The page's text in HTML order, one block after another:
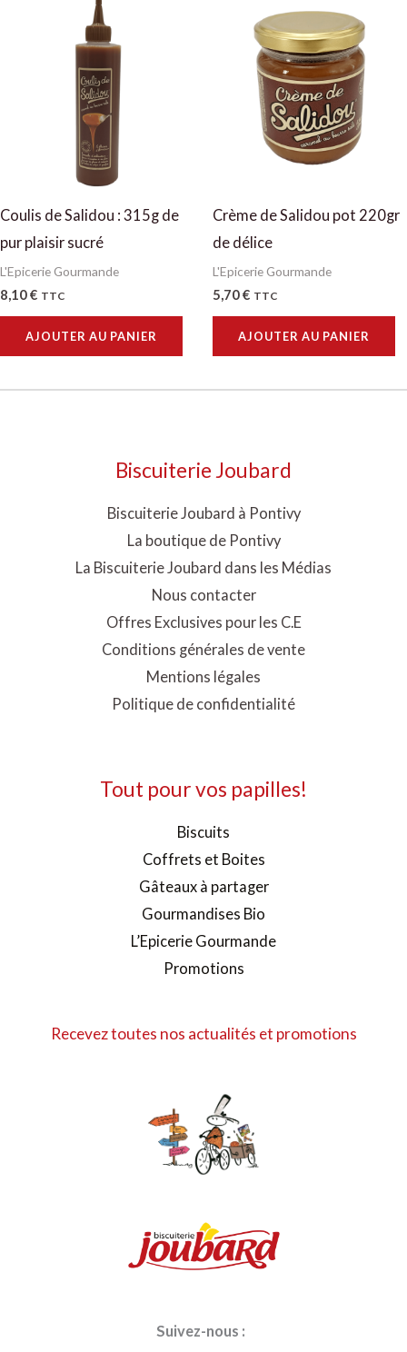
Coulis de Salidou : 315g de
pur plaisir sucré
L'Epicerie Gourmande
8,10€ TTC
AJOUTER AU PANIER
Crème de Salidou pot 220gr
de délice
L'Epicerie Gourmande
5,70€ TTC
AJOUTER AU PANIER
Biscuiterie Joubard
Biscuiterie Joubard à Pontivy
La boutique de Pontivy
La Biscuiterie Joubard dans les Médias
Nous contacter
Offres Exclusives pour les C.E
Conditions générales de vente
Mentions légales
Politique de confidentialité
Tout pour vos papilles!
Biscuits
Coffrets et Boites
Gâteaux à partager
Gourmandises Bio
L’Epicerie Gourmande
Promotions
Recevez toutes nos actualités et promotions
Suivez-nous :